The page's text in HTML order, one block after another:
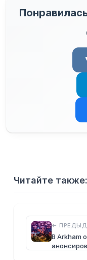
Читайте также:
←
В Arkham